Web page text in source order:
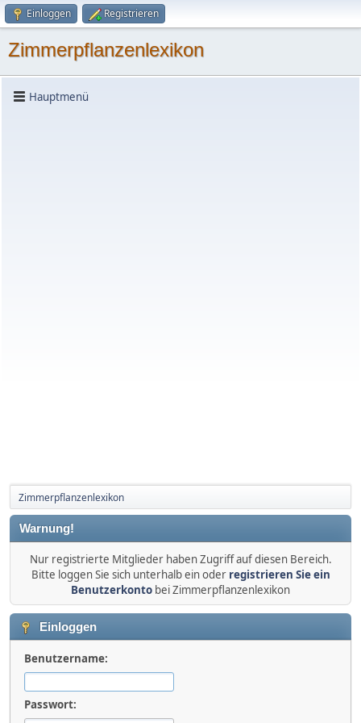
Einloggen Registrieren
Zimmerpflanzenlexikon
Hauptmenü
Zimmerpflanzenlexikon
Warnung!
Nur registrierte Mitglieder haben Zugriff auf diesen Bereich.
Bitte loggen Sie sich unterhalb ein oder registrieren Sie ein
Benutzerkonto bei Zimmerpflanzenlexikon
Einloggen
Benutzername:
Passwort: